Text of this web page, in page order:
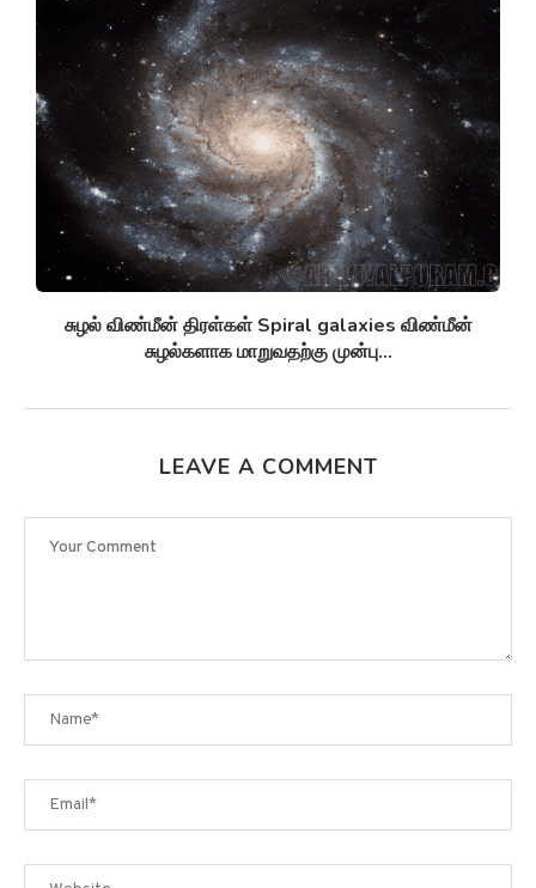
சுழல் விண்மீன் திரள்கள் Spiral galaxies விண்மீன்
சுழல்களாக மாறுவதற்கு முன்பு...
LEAVE A COMMENT